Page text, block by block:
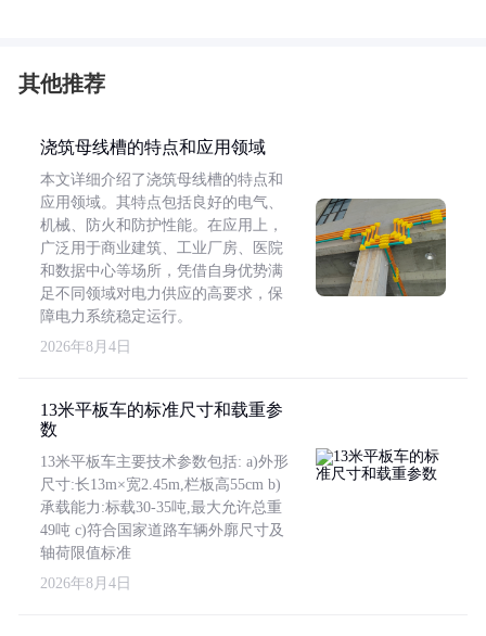
其他推荐
浇筑母线槽的特点和应用领域
本文详细介绍了浇筑母线槽的特点和
应用领域。其特点包括良好的电气、
机械、防火和防护性能。在应用上，
广泛用于商业建筑、工业厂房、医院
和数据中心等场所，凭借自身优势满
足不同领域对电力供应的高要求，保
障电力系统稳定运行。
2026年8月4日
13米平板车的标准尺寸和载重参
数
13米平板车主要技术参数包括: a)外形
尺寸:长13m×宽2.45m,栏板高55cm b)
承载能力:标载30-35吨,最大允许总重
49吨 c)符合国家道路车辆外廓尺寸及
轴荷限值标准
2026年8月4日